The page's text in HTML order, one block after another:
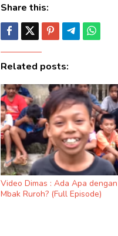
Share this:
Related posts:
Video Dimas : Ada Apa dengan
Mbak Ruroh? (Full Episode)